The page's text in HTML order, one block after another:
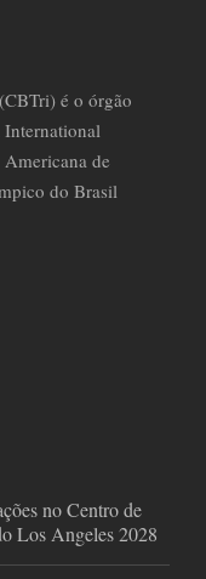
é o órgão
de
do Brasil
no Centro de
Los Angeles 2028